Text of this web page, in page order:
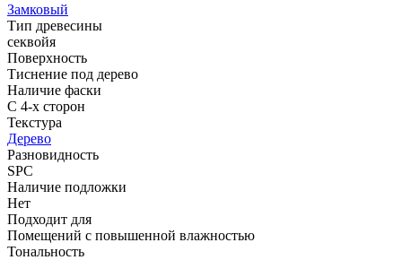
Замковый
Тип древесины
секвойя
Поверхность
Тиснение под дерево
Наличие фаски
С 4-х сторон
Текстура
Дерево
Разновидность
SPC
Наличие подложки
Нет
Подходит для
Помещений с повышенной влажностью
Тональность